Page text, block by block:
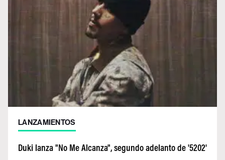
LANZAMIENTOS
Duki lanza "No Me Alcanza", segundo adelanto de '5202'